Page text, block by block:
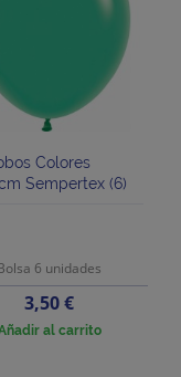
Colores
Sempertex (6)
6 unidades
Precio
3,50 €
al carrito